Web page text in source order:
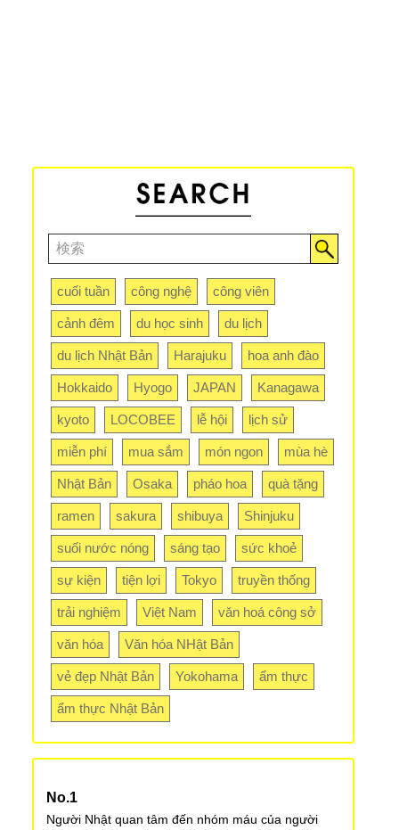
cuối tuần công nghệ công viên
cảnh đêm du học sinh du lịch
du lịch Nhật Bản Harajuku hoa anh đào
Hokkaido Hyogo JAPAN Kanagawa
kyoto LOCOBEE lễ hội lịch sử
miễn phí mua sắm món ngon mùa hè
Nhật Bản Osaka pháo hoa quà tặng
ramen sakura shibuya Shinjuku
suối nước nóng sáng tạo sức khoẻ
sự kiện tiện lợi Tokyo truyền thống
trải nghiệm Việt Nam văn hoá công sở
văn hóa Văn hóa NHật Bản
vẻ đẹp Nhật Bản Yokohama ẩm thực
ẩm thực Nhật Bản
Người Nhật quan tâm đến nhóm máu của người